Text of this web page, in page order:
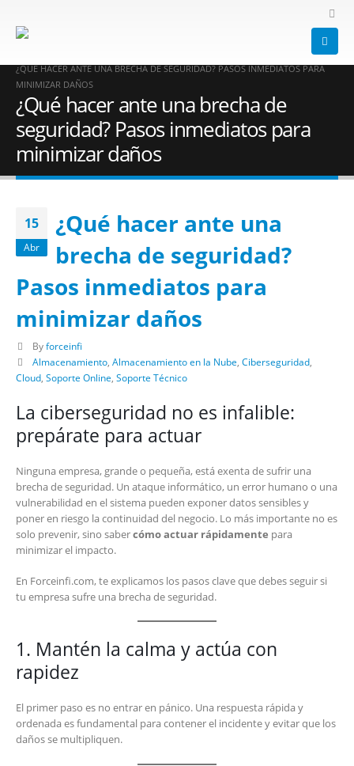
CIBERSEGURIDAD
¿QUÉ HACER ANTE UNA BRECHA DE SEGURIDAD? PASOS INMEDIATOS PARA
MINIMIZAR DAÑOS
¿Qué hacer ante una brecha de
seguridad? Pasos inmediatos para
minimizar daños
15
Abr
¿Qué hacer ante una
brecha de seguridad?
Pasos inmediatos para
minimizar daños
By forceinfi
Almacenamiento, Almacenamiento en la Nube Ciberseguridad,
Cloud Soporte Online Soporte Técnico
La ciberseguridad no es infalible:
prepárate para actuar
Ninguna empresa, grande o pequeña, está exenta de sufrir una
brecha de seguridad. Un ataque informático, un error humano o una
vulnerabilidad en el sistema pueden exponer datos sensibles y
poner en riesgo la continuidad del negocio. Lo más importante no es
solo prevenir, sino sabercómo actuar rápidamente para
minimizar el impacto.
En Forceinfi.com, te explicamos los pasos clave que debes seguir si
tu empresa sufre una brecha de seguridad.
1. Mantén la calma y actúa con
rapidez
El primer paso es no entrar en pánico. Una respuesta rápida y
ordenada es fundamental para contener el incidente y evitar que los
daños se multipliquen.